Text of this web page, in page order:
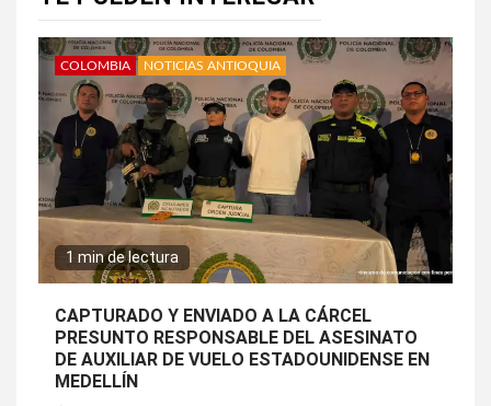
COLOMBIA NOTICIAS ANTIOQUIA
1 min de lectura
CAPTURADO Y ENVIADO A LA CÁRCEL
PRESUNTO RESPONSABLE DEL ASESINATO
DE AUXILIAR DE VUELO ESTADOUNIDENSE EN
MEDELLÍN